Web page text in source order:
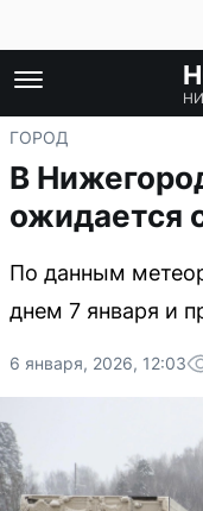
ГОРОД
В
ожидается
По данным
днем 7 января и
6 января, 2026, 12:03